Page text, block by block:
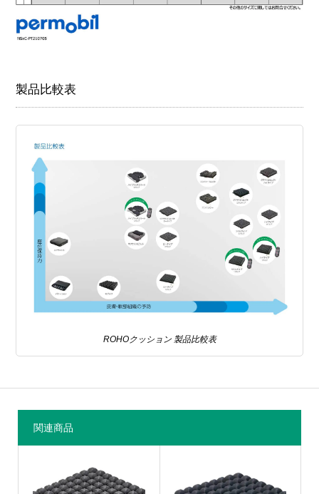
製品比較表
ROHOクッション 製品比較表
関連商品